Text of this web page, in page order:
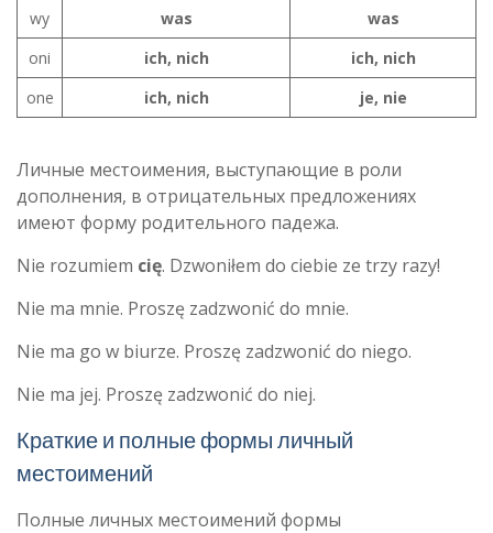
wy
was
was
oni
ich, nich
ich, nich
one
ich, nich je, nie
Личные местоимения, выступающие в роли
дополнения, в отрицательных предложениях
имеют форму родительного падежа.
Nie rozumiem cię. Dzwoniłem do ciebie ze trzy razy!
Nie ma mnie. Proszę zadzwonić do mnie.
Nie ma go w biurze. Proszę zadzwonić do niego.
Nie ma jej. Proszę zadzwonić do niej.
Краткие и полные формы личный
местоимений
Полные личных местоимений формы